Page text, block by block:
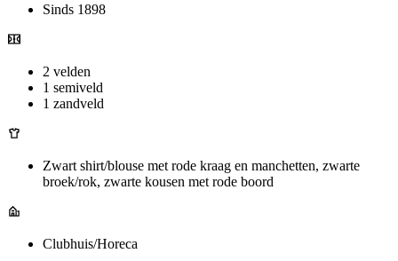
Sinds 1898
2 velden
1 semiveld
1 zandveld
Zwart shirt/blouse met rode kraag en manchetten, zwarte
broek/rok, zwarte kousen met rode boord
Clubhuis/Horeca